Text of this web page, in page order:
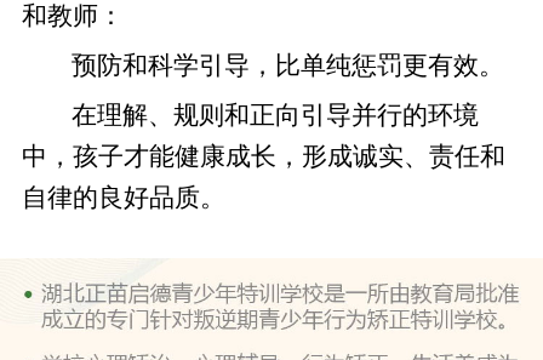
和教师：
预防和科学引导，比单纯惩罚更有效。
在理解、规则和正向引导并行的环境
中，孩子才能健康成长，形成诚实、责任和
自律的良好品质。